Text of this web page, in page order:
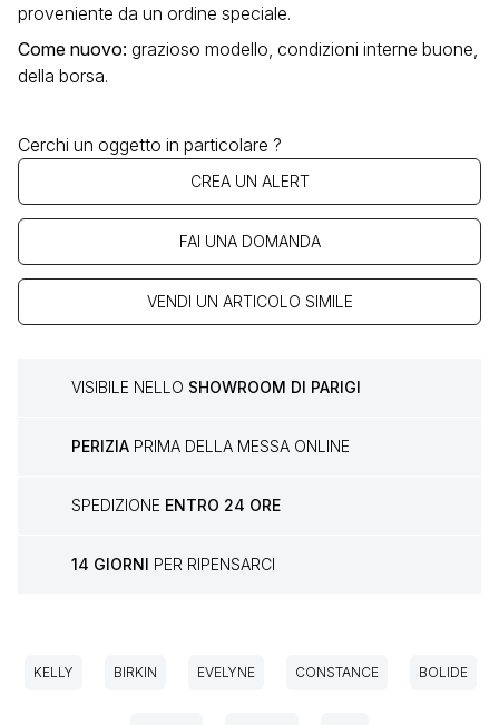
proveniente da un ordine speciale.
Come nuovo: grazioso modello, condizioni interne buone,
della borsa.
Cerchi un oggetto in particolare ?
CREA UN ALERT
FAI UNA DOMANDA
VENDI UN ARTICOLO SIMILE
VISIBILE NELLO SHOWROOM DI PARIGI
PERIZIA PRIMA DELLA MESSA ONLINE
SPEDIZIONE ENTRO 24 ORE
14 GIORNI PER RIPENSARCI
KELLY BIRKIN EVELYNE CONSTANCE BOLIDE